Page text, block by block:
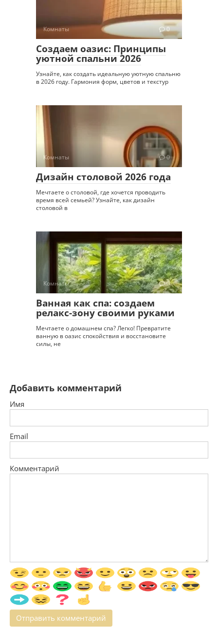
Комнаты 0
Создаем оазис: Принципы
уютной спальни 2026
Узнайте, как создать идеальную уютную спальню
в 2026 году. Гармония форм, цветов и текстур
Комнаты 0
Дизайн столовой 2026 года
Мечтаете о столовой, где хочется проводить
время всей семьей? Узнайте, как дизайн
столовой в
Комнаты 0
Ванная как спа: создаем
релакс-зону своими руками
Мечтаете о домашнем спа? Легко! Превратите
ванную в оазис спокойствия и восстановите
силы, не
Добавить комментарий
Имя
Email
Комментарий